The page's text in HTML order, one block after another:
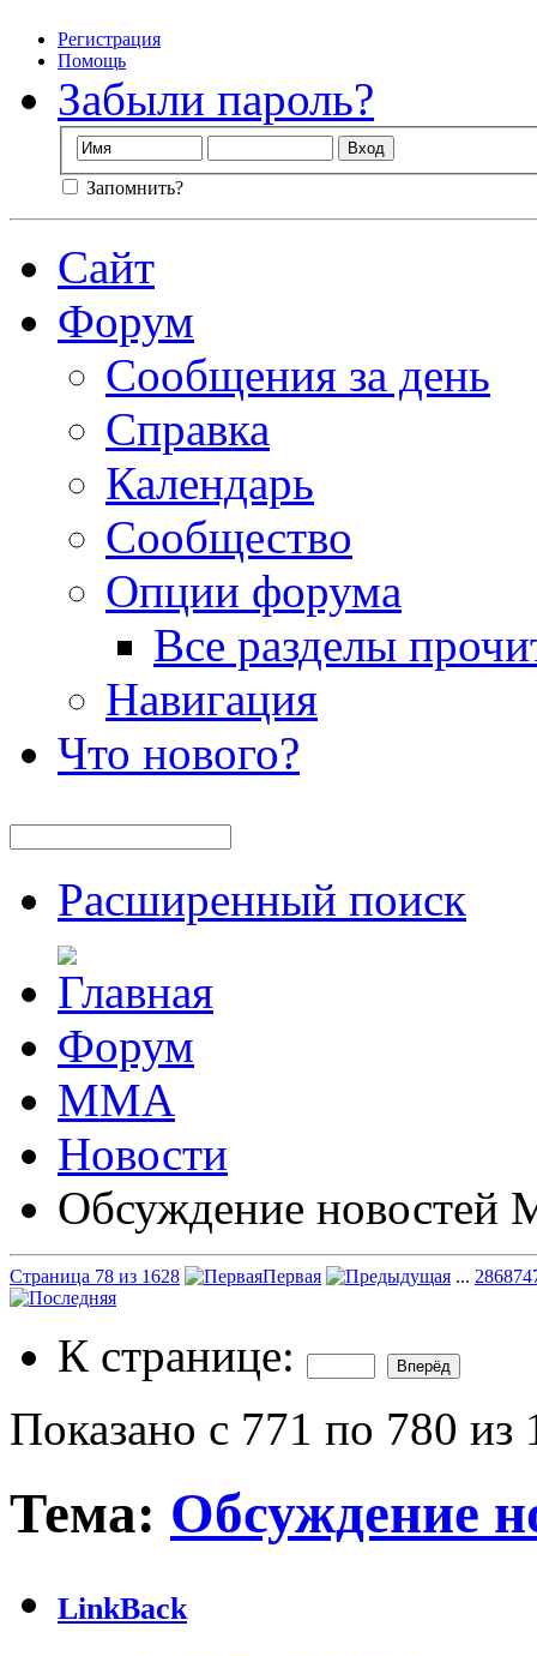
Регистрация
Помощь
Забыли пароль?
Запомнить?
Сайт
Форум
Сообщения за день
Справка
Календарь
Сообщество
Опции форума
Все разделы
Навигация
Что нового?
Расширенный поиск
Форум
ММА
Новости
Обсуждение
Страница 78 из 1628 Первая ... 286874
К странице:
Показано с 771 по 780 из
Тема: Обсуждение
LinkBack